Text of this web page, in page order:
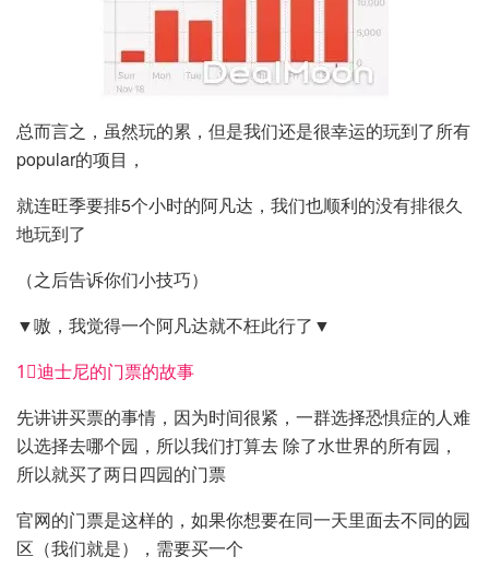
总而言之，虽然玩的累，但是我们还是很幸运的玩到了所有
popular的项目，
就连旺季要排5个小时的阿凡达，我们也顺利的没有排很久
地玩到了
（之后告诉你们小技巧）
▼嗷，我觉得一个阿凡达就不枉此行了▼
1⃣️迪士尼的门票的故事
先讲讲买票的事情，因为时间很紧，一群选择恐惧症的人难
以选择去哪个园，所以我们打算去 除了水世界的所有园，
所以就买了两日四园的门票
官网的门票是这样的，如果你想要在同一天里面去不同的园
区（我们就是），需要买一个